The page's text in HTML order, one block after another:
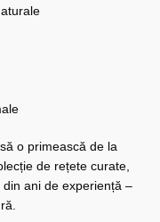
o primească de la
de rețete curate,
ani de experiență –